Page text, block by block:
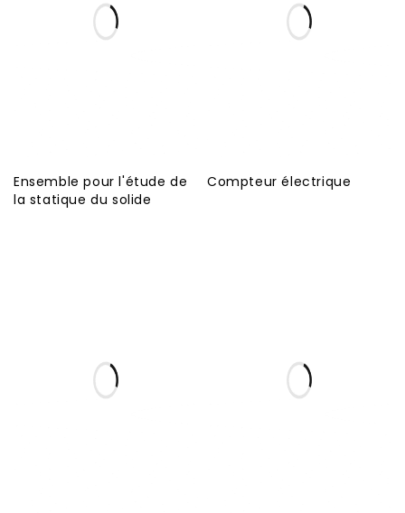
Ensemble pour l'étude de
la statique du solide
Compteur électrique